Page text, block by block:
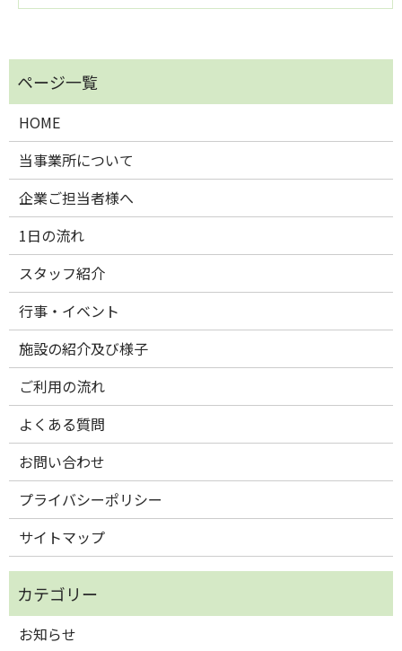
HOME
当事業所について
企業ご担当者様へ
1日の流れ
スタッフ紹介
行事・イベント
施設の紹介及び様子
ご利用の流れ
よくある質問
お問い合わせ
プライバシーポリシー
サイトマップ
お知らせ